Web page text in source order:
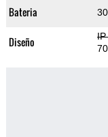
Bateria
Diseño IP